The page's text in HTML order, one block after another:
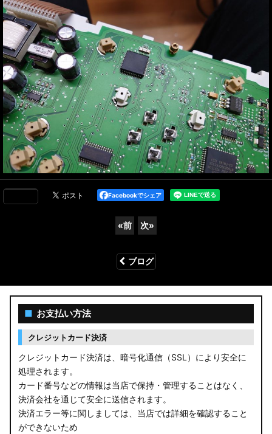
Facebookでシェア
«前 次»
ブログ
■ お支払い方法
クレジットカード決済
クレジットカード決済は、暗号化通信（SSL）により安全に
処理されます。
カード番号などの情報は当店で保持・管理することはなく、
決済会社を通じて安全に送信されます。
決済エラー等に関しましては、当店では詳細を確認すること
ができないため